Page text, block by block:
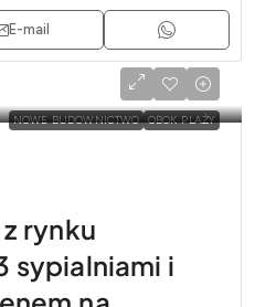
E-mail
NOWE BUDOWNICTWO OBOK PLAŻY
rynku
sypialniami i